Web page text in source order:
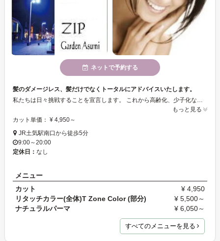
ネットで予約する
髪のダメージレス、髪だけでなくトータルにアドバイスいたします。
もっと見る
カット単価： ¥ 4,950～
JR土気駅南口から徒歩5分
9:00～20:00
定休日： なし
メニュー
カット
¥ 4,950
リタッチカラー(全体)T Zone Color (部分)
¥ 5,500～
ナチュラルパーマ
¥ 6,050～
すべてのメニューを見る